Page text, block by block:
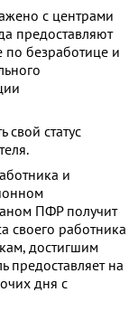
с центрами
предоставляют
безработице и
статус
и
ПФР получит
своего работника
достигшим
предоставляет на
дня с